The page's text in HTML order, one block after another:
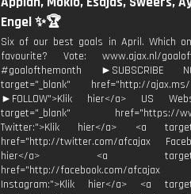
Engel ✨🏆
Six of our best goals in April. Which
favourite? Vote: www.ajax.nl/
#goalofthemonth ►SUBSCRIBE
target="_blank" href="http://ajax.ms/
►FOLLOW">Klik hier</a> US
target="_blank" href="https://
Twitter:">Klik hier</a> <a
href="http://twitter.com/afcajax
hier</a> <a
href="http://facebook.com/afcajax
Instagram:">Klik hier</a> <a